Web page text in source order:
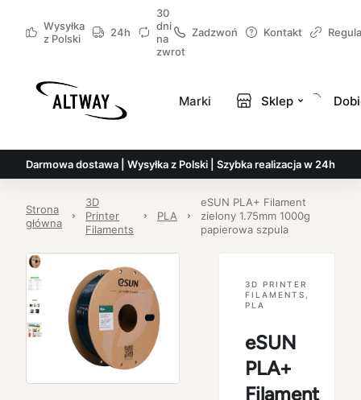
Wysyłka
z Polski
24h
30
dni
na
zwrot
Zadzwoń Kontakt
Marki Sklep
Darmowa dostawa | Wysyłka z Polski | Szybka realizacja w 24h
Strona
główna
3D
Printer
Filaments
PLA
eSUN PLA+ Filament
zielony 1.75mm 1000g
papierowa szpula
3D PRINTER
FILAMENTS
PLA
eSUN
PLA+
Filament